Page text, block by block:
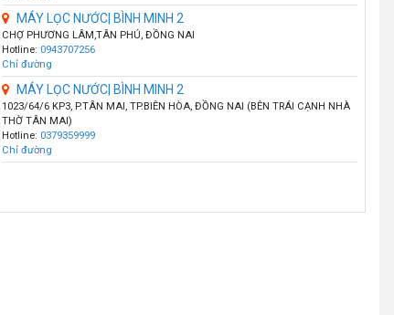
MÁY LỌC NƯỚC| BÌNH MINH 2
CHỢ PHƯƠNG LÂM,TÂN PHÚ, ĐỒNG NAI
Hotline: 0943707256
Chỉ đường
MÁY LỌC NƯỚC| BÌNH MINH 2
1023/64/6 KP3, P.TÂN MAI, TP.BIÊN HÒA, ĐỒNG NAI (BÊN TRÁI CẠNH NHÀ
THỜ TÂN MAI)
Hotline: 0379359999
Chỉ đường